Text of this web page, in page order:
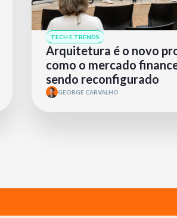
TECH E TRENDS
Arquitetura é o novo
como o mercado
sendo reconfigurado
GEORGE CARVALHO